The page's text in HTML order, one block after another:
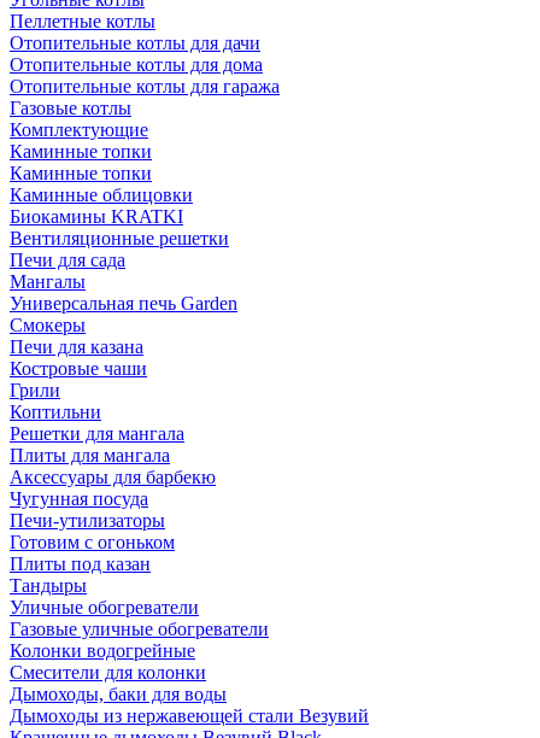
Пеллетные котлы
Отопительные котлы для дачи
Отопительные котлы для дома
Отопительные котлы для гаража
Газовые котлы
Комплектующие
Каминные топки
Каминные топки
Каминные облицовки
Биокамины KRATKI
Вентиляционные решетки
Печи для сада
Мангалы
Универсальная печь Garden
Смокеры
Печи для казана
Костровые чаши
Грили
Коптильни
Решетки для мангала
Плиты для мангала
Аксессуары для барбекю
Чугунная посуда
Печи-утилизаторы
Готовим с огоньком
Плиты под казан
Тандыры
Уличные обогреватели
Газовые уличные обогреватели
Колонки водогрейные
Смесители для колонки
Дымоходы, баки для воды
Дымоходы из нержавеющей стали Везувий